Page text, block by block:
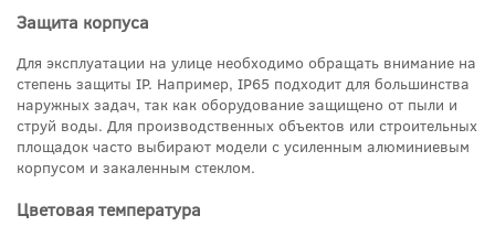
Защита корпуса
Для эксплуатации на улице необходимо обращать внимание на
степень защиты IP. Например, IP65 подходит для большинства
наружных задач, так как оборудование защищено от пыли и
струй воды. Для производственных объектов или строительных
площадок часто выбирают модели с усиленным алюминиевым
корпусом и закаленным стеклом.
Цветовая температура